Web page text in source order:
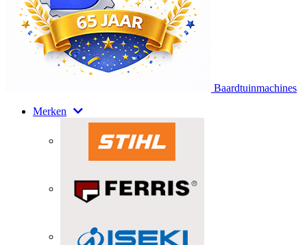
Baardtuinmachines
Merken